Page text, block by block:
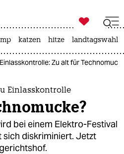
ich
ich

taz zahl ich
katzen hitze landtagswahl
Zu alt für
Einlasskontrolle
bei einem Elektro-Festival
sich diskriminiert. Jetzt